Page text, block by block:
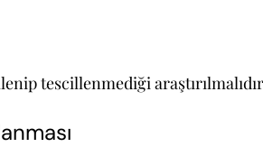
tescillenmediği